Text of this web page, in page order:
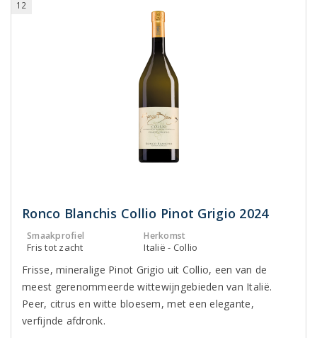
12
Ronco Blanchis Collio Pinot Grigio 2024
Smaakprofiel
Fris tot zacht
Herkomst
Italië - Collio
Frisse, mineralige Pinot Grigio uit Collio, een van de
meest gerenommeerde wittewijngebieden van Italië.
Peer, citrus en witte bloesem, met een elegante,
verfijnde afdronk.